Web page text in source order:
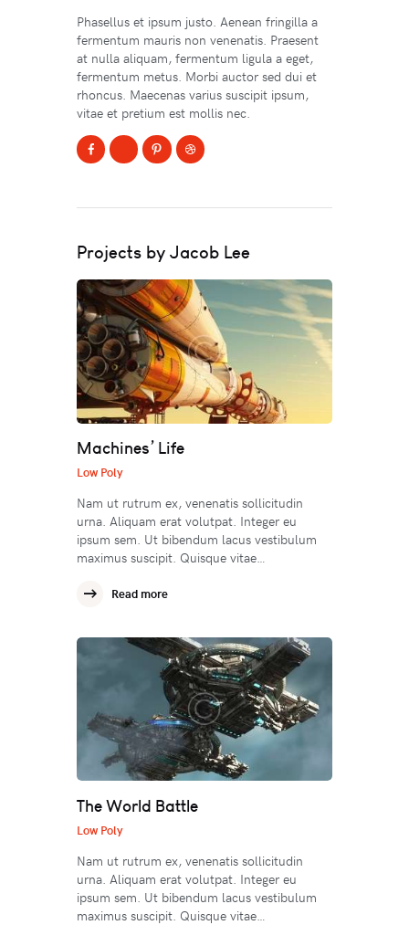
Phasellus et ipsum justo. Aenean fringilla a
fermentum mauris non venenatis. Praesent
at nulla aliquam, fermentum ligula a eget,
fermentum metus. Morbi auctor sed dui et
rhoncus. Maecenas varius suscipit ipsum,
vitae et pretium est mollis nec.
Projects by Jacob Lee
Machines’ Life
Low Poly
Nam ut rutrum ex, venenatis sollicitudin
urna. Aliquam erat volutpat. Integer eu
ipsum sem. Ut bibendum lacus vestibulum
maximus suscipit. Quisque vitae…
Read more
The World Battle
Low Poly
Nam ut rutrum ex, venenatis sollicitudin
urna. Aliquam erat volutpat. Integer eu
ipsum sem. Ut bibendum lacus vestibulum
maximus suscipit. Quisque vitae…